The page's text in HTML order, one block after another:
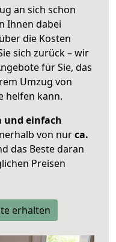
an sich schon
Ihnen dabei
die Kosten
sich zurück – wir
für Sie, das
Umzug von
helfen kann.
und einfach
von nurca.
das Beste daran
Preisen
erhalten